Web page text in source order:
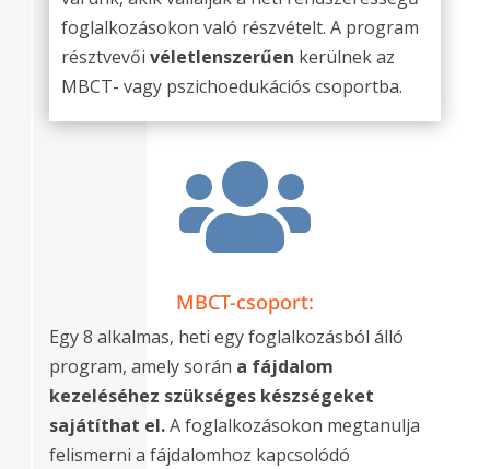
foglalkozásokon való részvételt. A program
résztvevői véletlenszerűen kerülnek az
MBCT- vagy pszichoedukációs csoportba.

MBCT-csoport:
Egy 8 alkalmas, heti egy foglalkozásból álló
program, amely során a fájdalom
kezeléséhez szükséges készségeket
sajátíthat el.A foglalkozásokon megtanulja
felismerni a fájdalomhoz kapcsolódó